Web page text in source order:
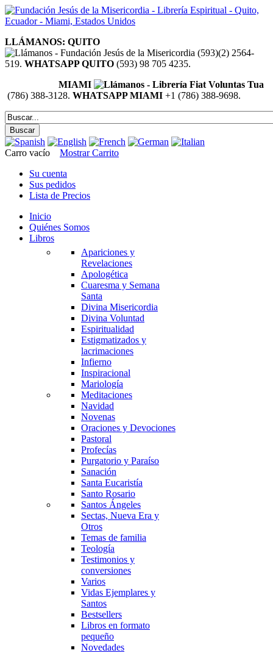
LLÁMANOS: QUITO
(593)(2) 2564-
519. WHATSAPP QUITO (593) 98 705 4235.
MIAMI
(786) 388-3128. WHATSAPP MIAMI +1 (786) 388-9698.
Carro vacío
Mostrar Carrito
Su cuenta
Sus pedidos
Lista de Precios
Inicio
Quiénes Somos
Libros
Apariciones y
Revelaciones
Apologética
Cuaresma y Semana
Santa
Divina Misericordia
Divina Voluntad
Espiritualidad
Estigmatizados y
lacrimaciones
Infierno
Inspiracional
Mariología
Meditaciones
Navidad
Novenas
Oraciones y Devociones
Pastoral
Profecías
Purgatorio y Paraíso
Sanación
Santa Eucaristía
Santo Rosario
Santos Ángeles
Sectas, Nueva Era y
Otros
Temas de familia
Teología
Testimonios y
conversiones
Varios
Vidas Ejemplares y
Santos
Bestsellers
Libros en formato
pequeño
Novedades